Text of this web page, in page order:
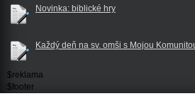
Novinka: biblické hry
Každý deň na sv. omši s Mojou
$reklama
$footer